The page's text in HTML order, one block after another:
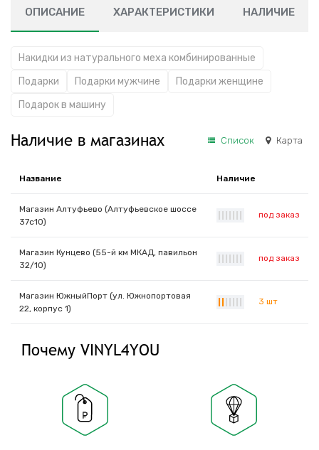
ОПИСАНИЕ ХАРАКТЕРИСТИКИ НАЛИЧИЕ
Накидки из натурального меха комбинированные
Подарки
Подарки мужчине
Подарки женщине
Подарок в машину
Наличие в магазинах Список Карта
Название Наличие
Магазин Алтуфьево (Алтуфьевское шоссе
37с10)
под заказ
Магазин Кунцево (55-й км МКАД, павильон
32/10)
под заказ
Магазин ЮжныйПорт (ул. Южнопортовая
22, корпус 1)
3 шт
Почему VINYL4YOU